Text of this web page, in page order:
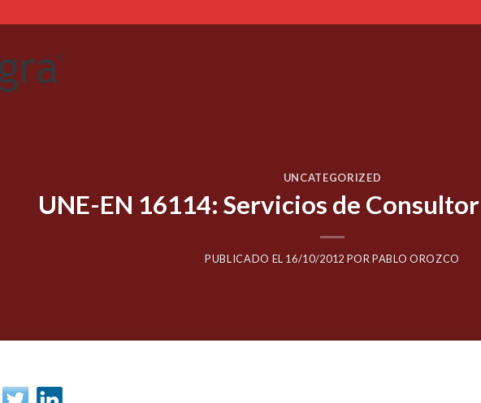
UNCATEGORIZED
UNE-EN 16114: Servicios de
PUBLICADO EL 16/10/2012 PORPABLO OROZCO